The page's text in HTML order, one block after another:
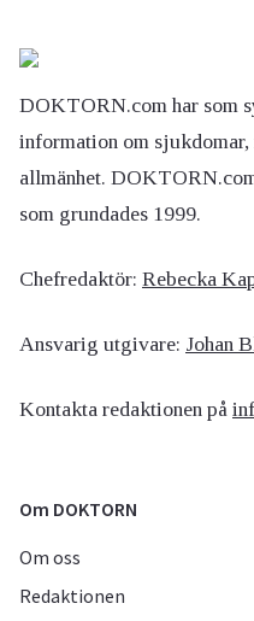
DOKTORN.com har som
information om
allmänhet.
som grundades 1999.
Chefredaktör: Rebecka
Ansvarig utgivare: Johan
Kontakta redaktionen på
Om DOKTORN
Om oss
Redaktionen